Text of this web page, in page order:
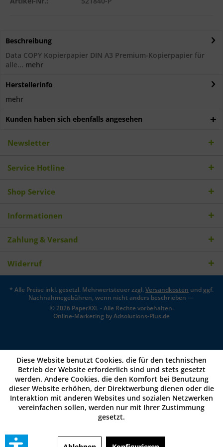
Beschreibung
Data COPY Kopierpapier DIN A3 Premium-Kopierpapier für
alle... mehr
Herstellerinfo
mehr
Kunden haben sich ebenfalls angesehen
Newsletter
Service Hotline
Shop Service
Informationen
Zahlung & Versand
Widerruf
* Alle Preise inkl. gesetzl. Mehrwertsteuer zzgl.Versandkosten und ggf.
Nachnahmegebühren, wenn nicht anders beschrieben —
© 2026 PaperXXL - Alle Rechte vorbehalten.
Online-Marketing byAdsolutions-Plus.de
Diese Website benutzt Cookies, die für den technischen
Betrieb der Website erforderlich sind und stets gesetzt
werden. Andere Cookies, die den Komfort bei Benutzung
dieser Website erhöhen, der Direktwerbung dienen oder die
Interaktion mit anderen Websites und sozialen Netzwerken
vereinfachen sollen, werden nur mit Ihrer Zustimmung
gesetzt.